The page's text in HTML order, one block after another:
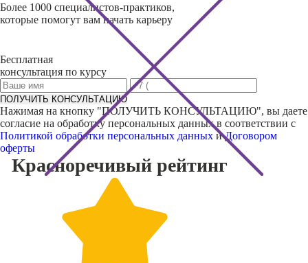
Более 1000 специалистов-практиков,
которые помогут вам начать карьеру
Бесплатная
консультация по курсу
ПОЛУЧИТЬ КОНСУЛЬТАЦИЮ
Нажимая на кнопку "ПОЛУЧИТЬ КОНСУЛЬТАЦИЮ", вы даете
согласие на обработку персональных данных в соответствии с
Политикой обработки персональных данных иДоговором
оферты
Красноречивый рейтинг